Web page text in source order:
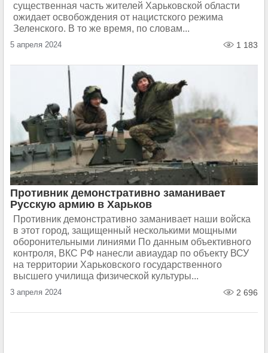
существенная часть жителей Харьковской области
ожидает освобождения от нацистского режима
Зеленского. В то же время, по словам...
5 апреля 2024 1 183
Противник демонстративно заманивает
Русскую армию в Харьков
Противник демонстративно заманивает наши войска
в этот город, защищенный несколькими мощными
оборонительными линиями По данным объективного
контроля, ВКС РФ нанесли авиаудар по объекту ВСУ
на территории Харьковского государственного
высшего училища физической культуры...
3 апреля 2024 2 696